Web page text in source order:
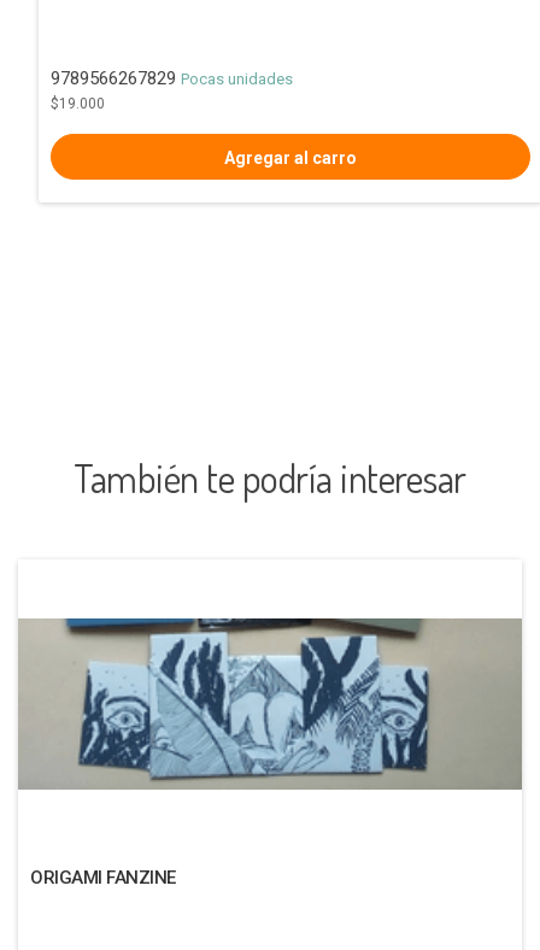
9789566267829 Pocas unidades
$19.000
También te podría interesar
ORIGAMI FANZINE